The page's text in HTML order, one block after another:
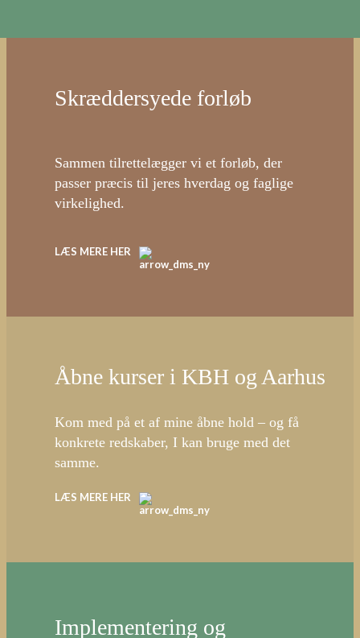
Skræddersyede forløb
Sammen tilrettelægger vi et forløb, der
passer præcis til jeres hverdag og faglige
virkelighed.
LÆS MERE HER
Åbne kurser i KBH og Aarhus
Kom med på et af mine åbne hold – og få
konkrete redskaber, I kan bruge med det
samme.
LÆS MERE HER
Implementering og